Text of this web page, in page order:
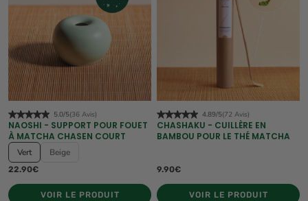
5.0/5(36 Avis)
NAOSHI - SUPPORT POUR FOUET
À MATCHA CHASEN COURT
Vert Beige
22.90€
VOIR LE PRODUIT
4.89/5(72 Avis)
CHASHAKU - CUILLÈRE EN
BAMBOU POUR LE THÉ MATCHA
9.90€
VOIR LE PRODUIT